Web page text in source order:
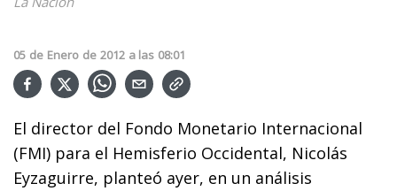
05 de Enero de 2012 a las 08:01
El director del Fondo Monetario Internacional
(FMI) para el Hemisferio Occidental, Nicolás
Eyzaguirre, planteó ayer, en un análisis